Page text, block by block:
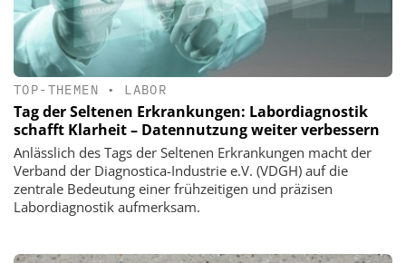
TOP-THEMEN • LABOR
Tag der Seltenen Erkrankungen: Labordiagnostik
schafft Klarheit – Datennutzung weiter verbessern
Anlässlich des Tags der Seltenen Erkrankungen macht der
Verband der Diagnostica-Industrie e.V. (VDGH) auf die
zentrale Bedeutung einer frühzeitigen und präzisen
Labordiagnostik aufmerksam.